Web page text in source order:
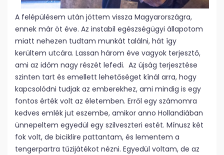
A felépülésem után jöttem vissza Magyarországra,
ennek már öt éve. Az instabil egészségügyi állapotom
miatt nehezen tudtam munkát találni, hát így
kerültem utcára. Lassan három éve vagyok terjesztő,
ami az időm nagy részét lefedi. Az újság terjesztése
szinten tart és emellett lehetőséget kínál arra, hogy
kapcsolódni tudjak az emberekhez, ami mindig is egy
fontos érték volt az életemben. Erről egy számomra
kedves emlék jut eszembe, amikor anno Hollandiában
ünnepeltem egyedül egy szilveszteri estét. Mínusz két
fok volt, de biciklire pattantam, és lementem a
tengerpartra tűzijátékot nézni. Egyedül voltam, de az